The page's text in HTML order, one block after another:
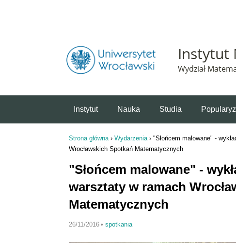
Instytut
Wydział
Instytut Nauka Studia
Jesteś tutaj
Strona główna› Wydarzenia› "Słońcem malowane" -
Wrocławskich Spotkań Matematycznych
"Słońcem malowane" -
warsztaty w ramach
Matematycznych
26/11/2016 • spotkania